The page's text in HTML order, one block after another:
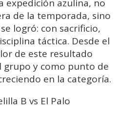
expedición azulina, no
de la temporada, sino
logró: con sacrificio,
táctica. Desde el
de este resultado
grupo y como punto de
en la categoría.
B vs El Palo